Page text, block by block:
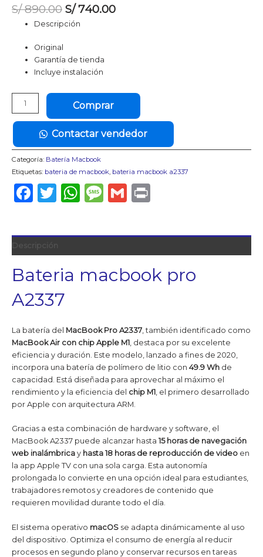
S/890.00 El
precio
S/ 890.00.
S/740.00El
Descripción
Original
Garantía de tienda
Incluye instalación
Bateria
macbook
pro
original
instalado
cantidad
Comprar
Contactar vendedor
Categoría: Batería Macbook
Etiquetas: bateria de macbook, bateria macbook a2337
Facebook
Twitter
WhatsApp
Message
Gmail
Descripción
Bateria macbook pro
A2337
La batería del MacBook Pro A2337 , también identificado como
MacBook Air con chip Apple M1 , destaca por su excelente
eficiencia y duración. Este modelo, lanzado a fines de 2020,
incorpora una batería de polímero de litio con 49.9 Wh de
capacidad. Está diseñada para aprovechar al máximo el
rendimiento y la eficiencia del chip M1 , el primero desarrollado
por Apple con arquitectura ARM.
Gracias a esta combinación de hardware y software, el
MacBook A2337 puede alcanzar hasta 15 horas de navegación
web inalámbrica y hasta 18 horas de reproducción de video en
la app Apple TV con una sola carga. Esta autonomía
prolongada lo convierte en una opción ideal para estudiantes,
trabajadores remotos y creadores de contenido que
requieren movilidad durante todo el día.
El sistema operativo macOS se adapta dinámicamente al uso
del dispositivo. Optimiza el consumo de energía al reducir
procesos en segundo plano y conservar recursos en tareas